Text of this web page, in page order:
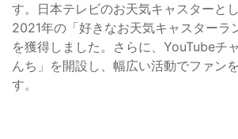
す。日本テレビのお天気キャスターとし
2021年の「好きなお天気キャスターラ
を獲得しました。さらに、YouTubeチ
んち」を開設し、幅広い活動でファン
す。